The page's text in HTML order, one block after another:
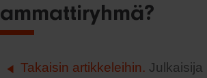
ammattiryhmä?
Takaisin artikkeleihin. Julkaisija